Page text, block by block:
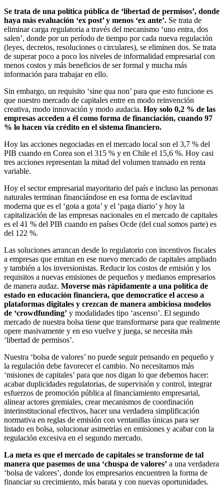
Se trata de una política pública de ‘libertad de permisos’, donde
haya más evaluación ‘ex post’ y menos ‘ex ante’. Se trata de
eliminar carga regulatoria a través del mecanismo ‘uno entra, dos
salen’, donde por un período de tiempo por cada nueva regulación
(leyes, decretos, resoluciones o circulares), se eliminen dos. Se trata
de superar poco a poco los niveles de informalidad empresarial con
menos costos y más beneficios de ser formal y mucha más
información para trabajar en ello.
Sin embargo, un requisito ‘sine qua non’ para que esto funcione es
que nuestro mercado de capitales entre en modo reinvención
creativa, modo innovación y modo audacia. Hoy solo 0,2 % de las
empresas acceden a él como forma de financiación, cuando 97
% lo hacen vía crédito en el sistema financiero.
Hoy las acciones negociadas en el mercado local son el 3,7 % del
PIB cuando en Corea son el 315 % y en Chile el 15,6 %. Hoy casi
tres acciones representan la mitad del volumen transado en renta
variable.
Hoy el sector empresarial mayoritario del país e incluso las personas
naturales terminan financiándose en esa forma de esclavitud
moderna que es el ‘gota a gota’ y el ‘paga diario’ y hoy la
capitalización de las empresas nacionales en el mercado de capitales
es el 41 % del PIB cuando en países Ocde (del cual somos parte) es
del 122 %.
Las soluciones arrancan desde lo regulatorio con incentivos fiscales
a empresas que emitan en ese nuevo mercado de capitales ampliado
y también a los inversionistas. Reducir los costos de emisión y los
requisitos a nuevas emisiones de pequeños y medianos empresarios
de manera audaz. Moverse más rápidamente a una política de
estado en educación financiera, que democratice el acceso a
plataformas digitales y crezcan de manera ambiciosa modelos
de ‘crowdfunding’ y modalidades tipo ‘ascenso’. El segundo
mercado de nuestra bolsa tiene que transformarse para que realmente
opere masivamente y en eso vuelve y juega, se necesita más
‘libertad de permisos’.
Nuestra ‘bolsa de valores’ no puede seguir pensando en pequeño y
la regulación debe favorecer el cambio. No necesitamos más
‘misiones de capitales’ para que nos digan lo que debemos hacer:
acabar duplicidades regulatorias, de supervisión y control, integrar
esfuerzos de promoción pública al financiamiento empresarial,
alinear actores gremiales, crear mecanismos de coordinación
interinstitucional efectivos, hacer una verdadera simplificación
normativa en reglas de emisión con ventanillas únicas para ser
listado en bolsa, solucionar asimetrías en emisiones y acabar con la
regulación excesiva en el segundo mercado.
La meta es que el mercado de capitales se transforme de tal
manera que pasemos de una ‘chuspa de valores’ a una verdadera
‘bolsa de valores’, donde los empresarios encuentren la forma de
financiar su crecimiento, más barata y con nuevas oportunidades.